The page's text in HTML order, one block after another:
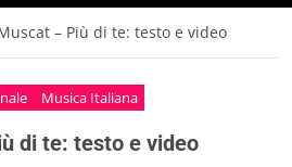
– Più di te: testo e video
Musica Italiana
di te: testo e video